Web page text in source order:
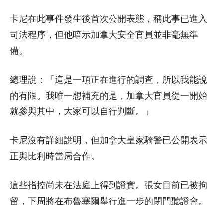
卡尼在此事件發生後首次公開表態，稱此事已進入
司法程序，但他暗示加拿大安全官員並非毫無準
備。
總理說：「這是一項正在進行的調查，所以我能說
的有限。我唯一想補充的是，加拿大官員從一開始
就參與其中，大家可以自行判斷。」
卡尼沒有詳細說明，但加拿大皇家騎警已公開表示
正與比利時當局合作。
這些指控尚未在法庭上得到證實。張女目前已被拘
留，下周將在布魯塞爾舉行進一步的閉門聽證會。